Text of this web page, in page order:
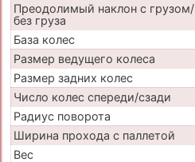
Преодолимый наклон с грузом/
без груза
База колес
Размер ведущего колеса
Размер задних колес
Число колес спереди/сзади
Радиус поворота
Ширина прохода с паллетой
Вес